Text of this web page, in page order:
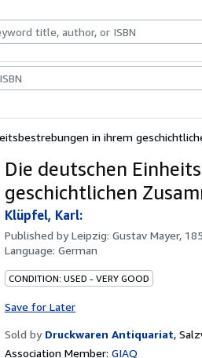
& Collectibles
in ihrem
Die deutschen
geschichtlichen
Klüpfel, Karl:
Published byLeipzig: Gustav Mayer,
Language: German
CONDITION: USED - VERY GOOD
Save for Later
Sold by Druckwaren Antiquariat,
Association Member: GIAQ